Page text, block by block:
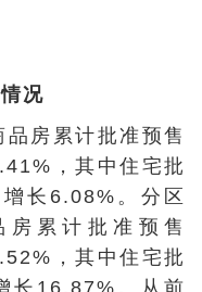
况
房累计批准预售
，其中住宅批
长6.08%。分区
累计批准预售
，其中住宅批
长16.87%。从前